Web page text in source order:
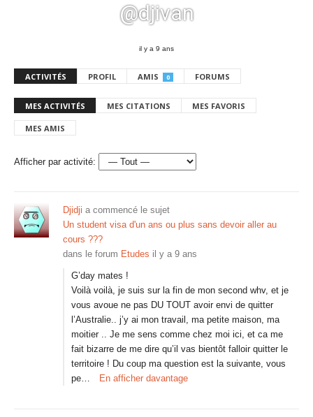
@djivan
il y a 9 ans
ACTIVITÉS PROFIL AMIS 0 FORUMS
MES ACTIVITÉS MES CITATIONS MES FAVORIS
MES AMIS
Afficher par activité:
Djidji a commencé le sujet
Un student visa d'un ans ou plus sans devoir aller au
cours ???
dans le forum Etudes il y a 9 ans
G’day mates !
Voilà voilà, je suis sur la fin de mon second whv, et je
vous avoue ne pas DU TOUT avoir envi de quitter
l’Australie.. j’y ai mon travail, ma petite maison, ma
moitier .. Je me sens comme chez moi ici, et ca me
fait bizarre de me dire qu’il vas bientôt falloir quitter le
territoire ! Du coup ma question est la suivante, vous
pe…
En afficher davantage